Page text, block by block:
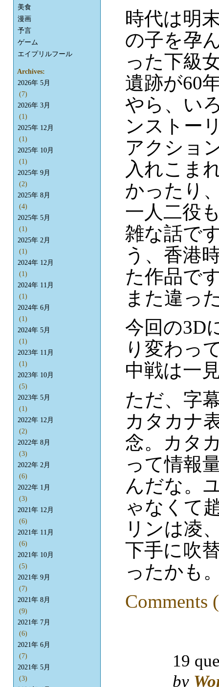
時代は明
の子を孕
った下級
遺跡が60
やら、い
ンストー
アクショ
入れこま
かったり
一人二役
雑な話で
う、香港
た作品で
また違っ
今回の3D
り変わっ
中戦は一
ただ、字
カタカナ
念。カタ
って情報
んだな。
ゃなくて
リンは凌
下手に吹
ったかも
Comments
美食
漫画
予言
ゲーム
エイプリルフール
Archives:
2026年 5月
(7)
2026年 3月
(1)
2025年 12月
(1)
2025年 10月
(1)
2025年 9月
(2)
2025年 8月
(4)
2025年 5月
(1)
2025年 2月
(1)
2024年 12月
(1)
2024年 11月
(1)
2024年 6月
(1)
2024年 5月
(1)
2023年 11月
(1)
2023年 10月
(5)
2023年 5月
(1)
2022年 12月
(2)
2022年 8月
(3)
2022年 2月
(6)
2022年 1月
(3)
2021年 12月
(6)
2021年 11月
(6)
2021年 10月
(5)
2021年 9月
(7)
2021年 8月
(9)
2021年 7月
(6)
2021年 6月
(7)
2021年 5月
(3)
19
by